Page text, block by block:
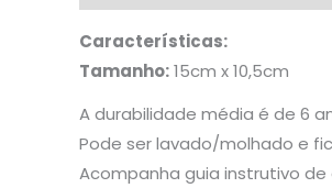
Características:
Tamanho:15cm x 10,5cm
A durabilidade média é de 6
Pode ser lavado/molhado e
Acompanha guia instrutivo